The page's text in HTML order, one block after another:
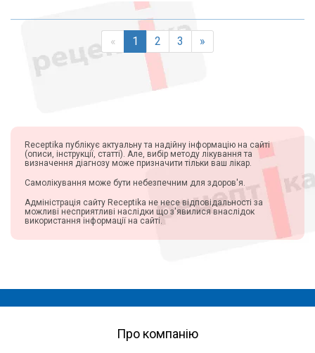
« 1 2 3 »
Receptika публікує актуальну та надійну інформацію на сайті
(описи, інструкції, статті). Але, вибір методу лікування та
визначення діагнозу може призначити тільки ваш лікар.
Самолікування може бути небезпечним для здоров'я.
Адміністрація сайту Receptika не несе відповідальності за
можливі несприятливі наслідки що з'явилися внаслідок
використання інформації на сайті.
Про компанію